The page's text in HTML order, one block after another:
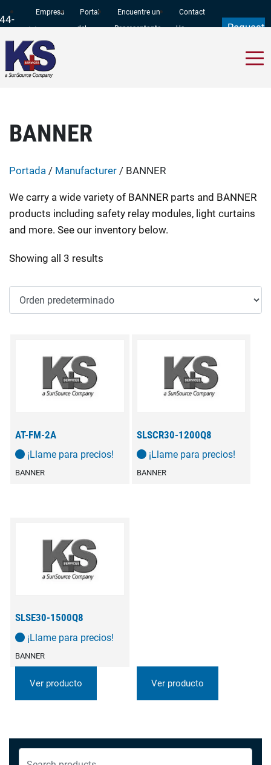
Empresa
Portal
del
Encuentre un
Representante
Contact
Us
Request
BANNER
Portada / Manufacturer / BANNER
We carry a wide variety of BANNER parts and BANNER
products including safety relay modules, light curtains
and more. See our inventory below.
Showing all 3 results
AT-FM-2A
¡Llame para precios!
BANNER
Ver producto
SLSCR30-1200Q8
¡Llame para precios!
BANNER
Ver producto
la
página
de
SLSE30-1500Q8
¡Llame para precios!
BANNER
Ver producto